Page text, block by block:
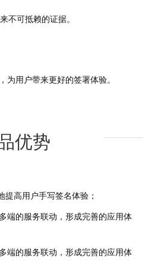
不可抵赖的证据。
为用户带来更好的签署体验。
优势
提高用户手写签名体验；
端的服务联动，形成完善的应用体
端的服务联动，形成完善的应用体